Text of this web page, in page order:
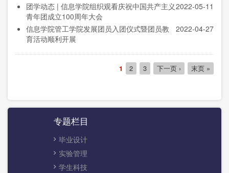
2022-05-11
团学动态 | 信息学院组织观看庆祝中国共产主义
青年团成立100周年大会
2022-04-27
信息学院管工学院发展团员入团仪式暨团员教
育活动顺利开展
当
1 Page
2 Page
3
下
一
下一页 ›
末
页
末页 »
专题栏目
毕业设计
实验管理
学生科技